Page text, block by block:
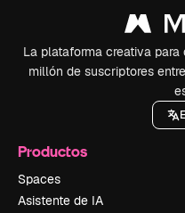
La plataforma creativa
millón de suscriptores
Productos
Spaces
Asistente de IA